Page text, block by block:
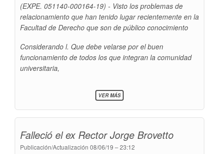
(EXPE. 051140-000164-19) - Visto los problemas de
relacionamiento que han tenido lugar recientemente en la
Facultad de Derecho que son de público conocimiento
Considerando l. Que debe velarse por el buen
funcionamiento de todos los que integran la comunidad
universitaria,
VER MÁSSOBRE
RESOLUCIÓN
DISCAPACIDAD
Falleció el ex Rector Jorge Brovetto
Publicación/Actualización 08/06/19 – 23:12